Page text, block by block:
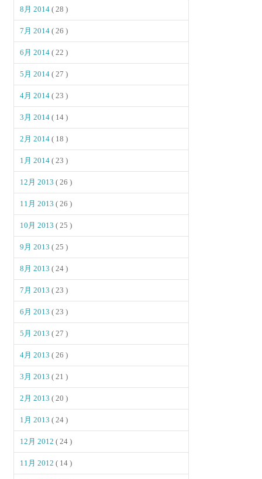
8月 2014( 28 )
7月 2014( 26 )
6月 2014( 22 )
5月 2014( 27 )
4月 2014( 23 )
3月 2014( 14 )
2月 2014( 18 )
1月 2014( 23 )
12月 2013( 26 )
11月 2013( 26 )
10月 2013( 25 )
9月 2013( 25 )
8月 2013( 24 )
7月 2013( 23 )
6月 2013( 23 )
5月 2013( 27 )
4月 2013( 26 )
3月 2013( 21 )
2月 2013( 20 )
1月 2013( 24 )
12月 2012( 24 )
11月 2012( 14 )